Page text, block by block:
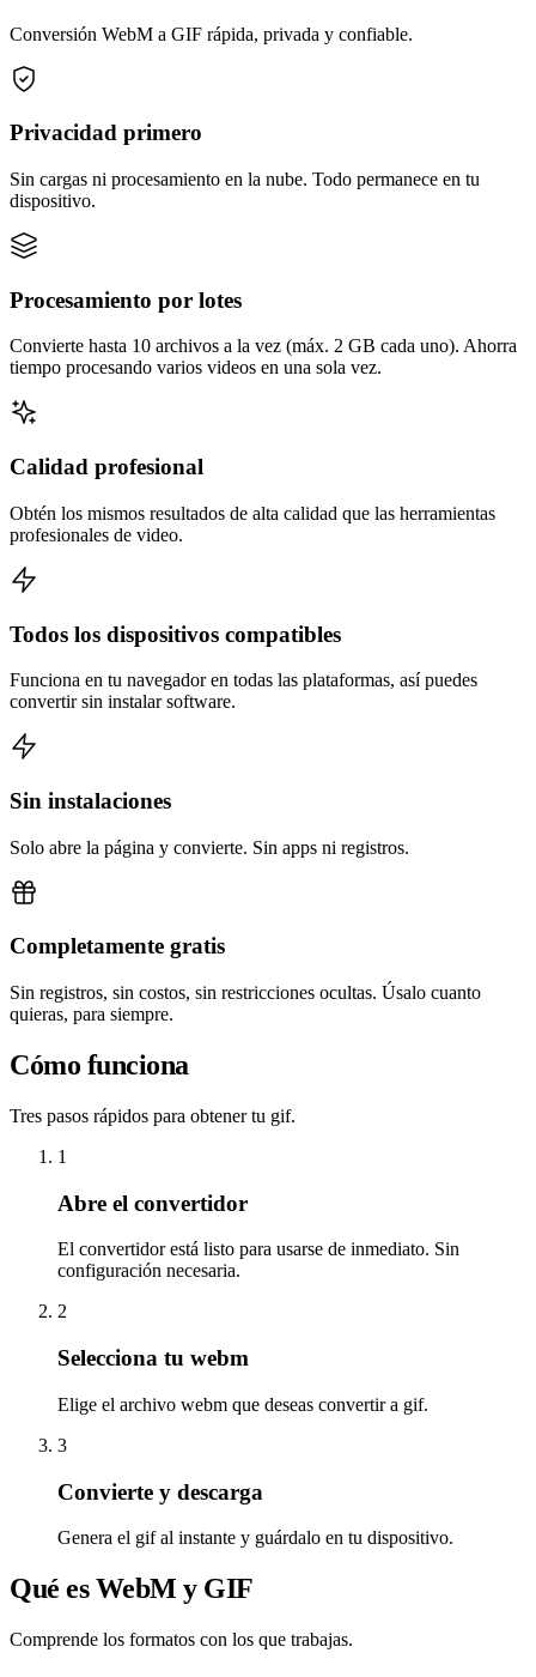
Conversión WebM a GIF rápida, privada y confiable.
Privacidad primero
Sin cargas ni procesamiento en la nube. Todo permanece en tu
dispositivo.
Procesamiento por lotes
Convierte hasta 10 archivos a la vez (máx. 2 GB cada uno). Ahorra
tiempo procesando varios videos en una sola vez.
Calidad profesional
Obtén los mismos resultados de alta calidad que las herramientas
profesionales de video.
Todos los dispositivos compatibles
Funciona en tu navegador en todas las plataformas, así puedes
convertir sin instalar software.
Sin instalaciones
Solo abre la página y convierte. Sin apps ni registros.
Completamente gratis
Sin registros, sin costos, sin restricciones ocultas. Úsalo cuanto
quieras, para siempre.
Cómo funciona
Tres pasos rápidos para obtener tu gif.
1
Abre el convertidor
El convertidor está listo para usarse de inmediato. Sin
configuración necesaria.
2
Selecciona tu webm
Elige el archivo webm que deseas convertir a gif.
3
Convierte y descarga
Genera el gif al instante y guárdalo en tu dispositivo.
Qué es WebM y GIF
Comprende los formatos con los que trabajas.